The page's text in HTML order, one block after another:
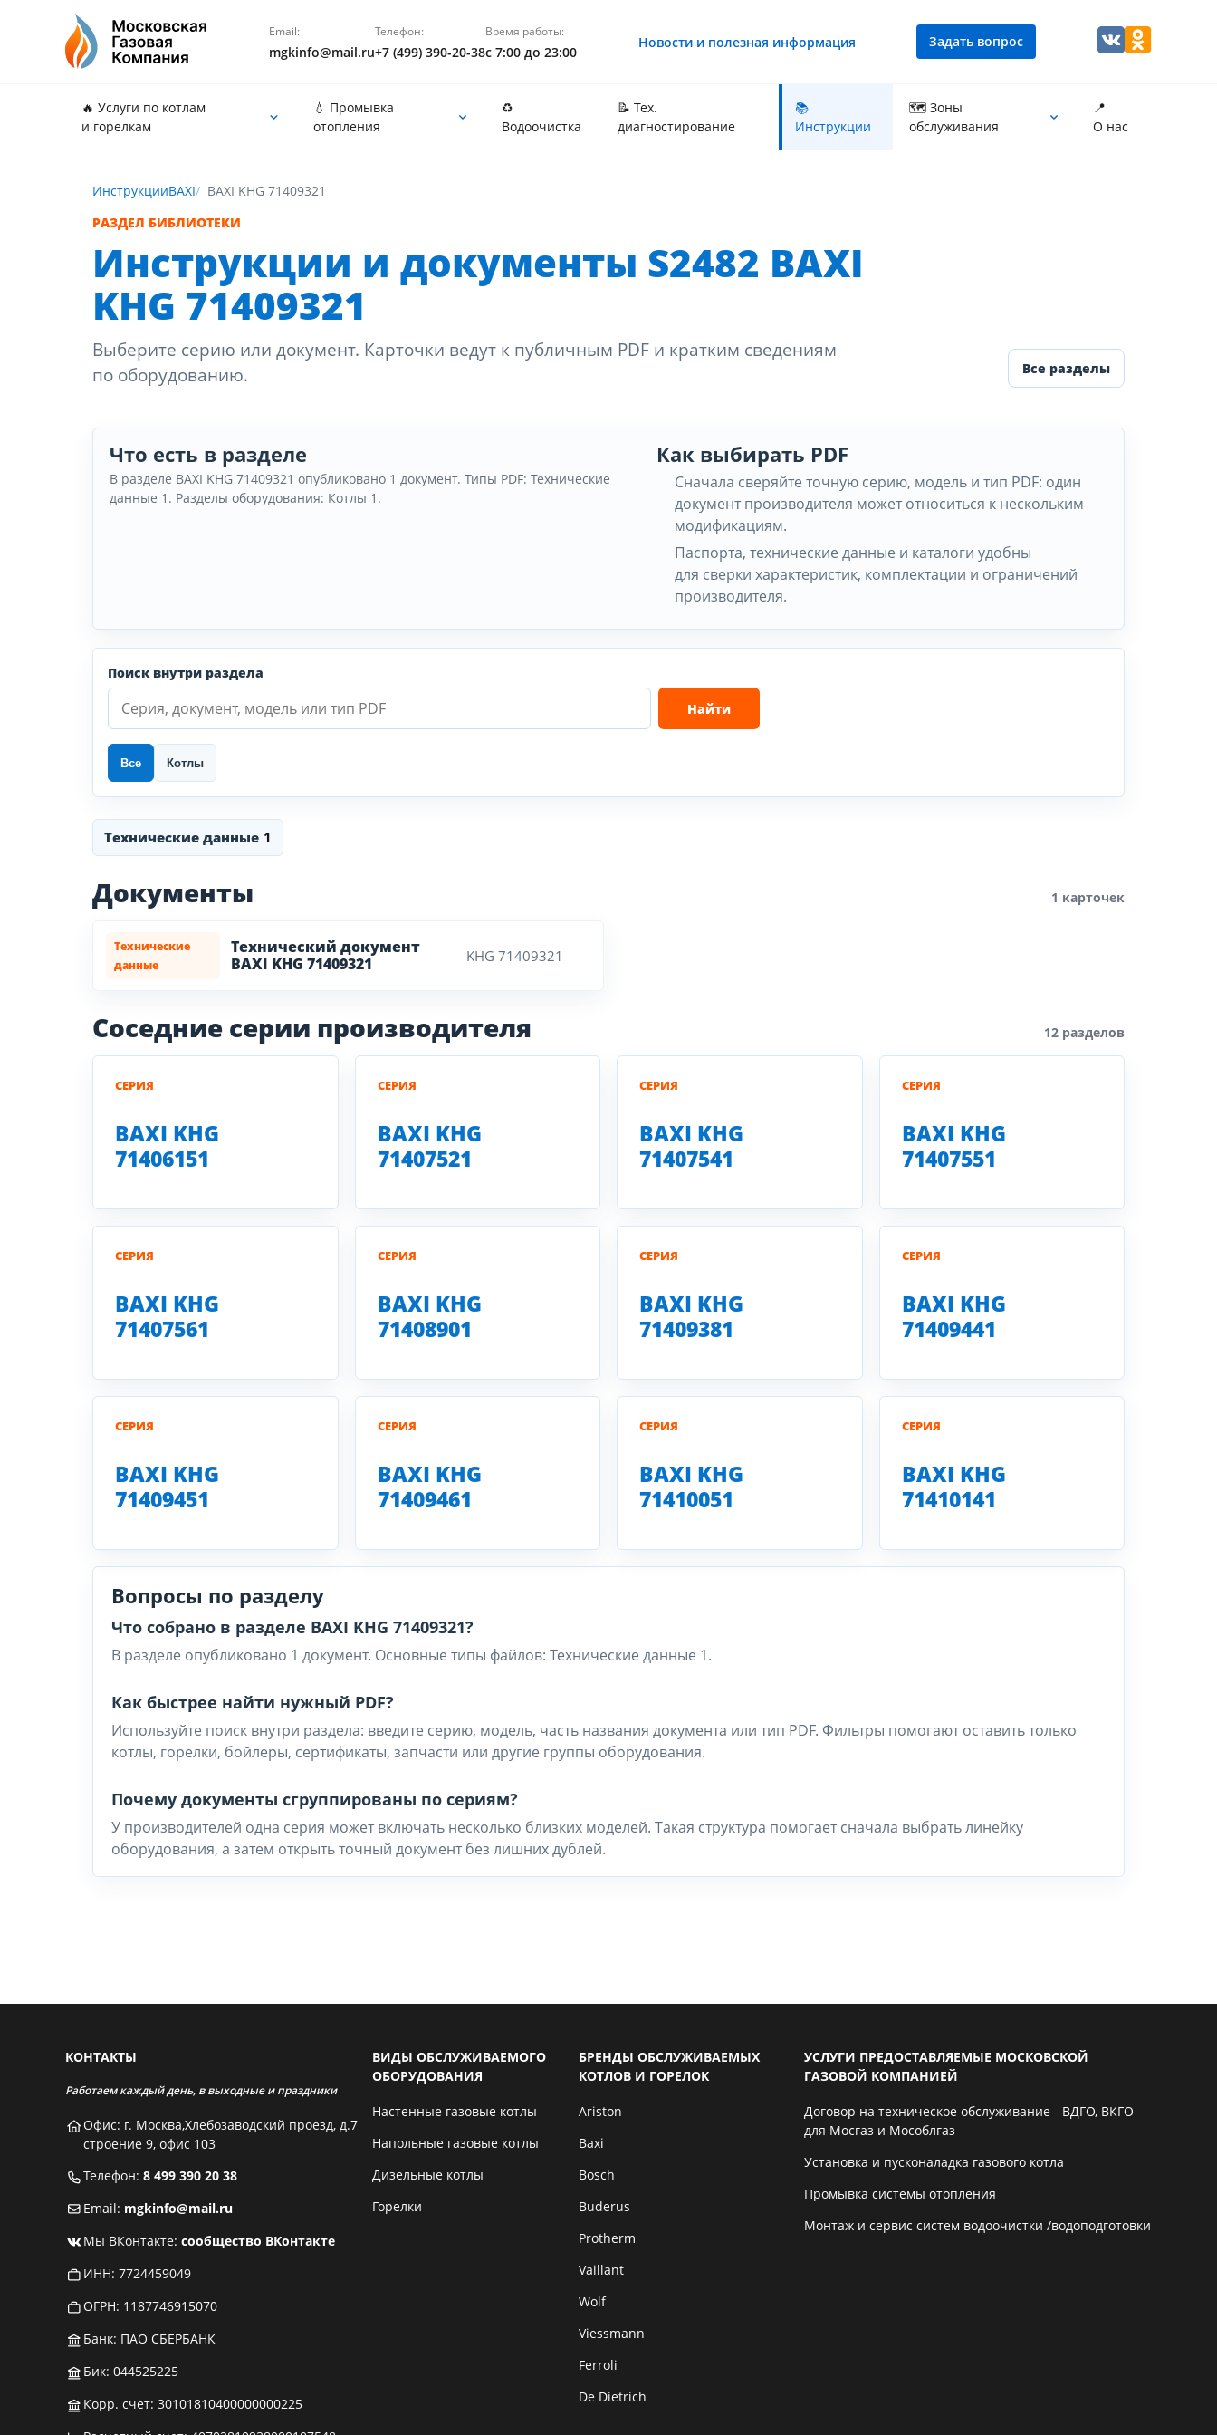
Email:
mgkinfo@mail.ru
Телефон:
+7 (499) 390-20-38
Время работы:
с 7:00 до 23:00
Новости и полезная информация Задать вопрос
🔥 Услуги по котлам
и горелкам
💧 Промывка
отопления
♻️
Водоочистка
📝 Тех.
диагностирование
📚
Инструкции
🗺 Зоны
обслуживания
📍
О нас
ИнструкцииBAXI
BAXI KHG 71409321
РАЗДЕЛ БИБЛИОТЕКИ
Инструкции и документы S2482 BAXI
KHG 71409321
Выберите серию или документ. Карточки ведут к публичным PDF и кратким сведениям
по оборудованию.
Все разделы
Что есть в разделе
В разделе BAXI KHG 71409321 опубликовано 1 документ. Типы PDF: Технические
данные 1. Разделы оборудования: Котлы 1.
Как выбирать PDF
Сначала сверяйте точную серию, модель и тип PDF: один
документ производителя может относиться к нескольким
модификациям.
Паспорта, технические данные и каталоги удобны
для сверки характеристик, комплектации и ограничений
производителя.
Поиск внутри раздела
Найти
Все Котлы
Технические данные 1
Документы 1 карточек
Технические
данные
Технический документ
BAXI KHG 71409321
KHG 71409321
Соседние серии производителя 12 разделов
СЕРИЯ
BAXI KHG
71406151
СЕРИЯ
BAXI KHG
71407521
СЕРИЯ
BAXI KHG
71407541
СЕРИЯ
BAXI KHG
71407551
СЕРИЯ
BAXI KHG
71407561
СЕРИЯ
BAXI KHG
71408901
СЕРИЯ
BAXI KHG
71409381
СЕРИЯ
BAXI KHG
71409441
СЕРИЯ
BAXI KHG
71409451
СЕРИЯ
BAXI KHG
71409461
СЕРИЯ
BAXI KHG
71410051
СЕРИЯ
BAXI KHG
71410141
Вопросы по разделу
Что собрано в разделе BAXI KHG 71409321?
В разделе опубликовано 1 документ. Основные типы файлов: Технические данные 1.
Как быстрее найти нужный PDF?
Используйте поиск внутри раздела: введите серию, модель, часть названия документа или тип PDF. Фильтры помогают оставить только
котлы, горелки, бойлеры, сертификаты, запчасти или другие группы оборудования.
Почему документы сгруппированы по сериям?
У производителей одна серия может включать несколько близких моделей. Такая структура помогает сначала выбрать линейку
оборудования, а затем открыть точный документ без лишних дублей.
КОНТАКТЫ
Работаем каждый день, в выходные и праздники
Офис: г. Москва,Хлебозаводский проезд, д.7
строение 9, офис 103
Телефон: 8 499 390 20 38
Email: mgkinfo@mail.ru
Мы ВКонтакте: сообщество ВКонтакте
ИНН: 7724459049
ОГРН: 1187746915070
Банк: ПАО СБЕРБАНК
Бик: 044525225
Корр. счет: 30101810400000000225
ВИДЫ ОБСЛУЖИВАЕМОГО
ОБОРУДОВАНИЯ
Настенные газовые котлы
Напольные газовые котлы
Дизельные котлы
Горелки
БРЕНДЫ ОБСЛУЖИВАЕМЫХ
КОТЛОВ И ГОРЕЛОК
Ariston
Baxi
Bosch
Buderus
Protherm
Vaillant
Wolf
Viessmann
Ferroli
De Dietrich
УСЛУГИ ПРЕДОСТАВЛЯЕМЫЕ МОСКОВСКОЙ
ГАЗОВОЙ КОМПАНИЕЙ
Договор на техническое обслуживание - ВДГО, ВКГО
для Мосгаз и Мособлгаз
Установка и пусконаладка газового котла
Промывка системы отопления
Монтаж и сервис систем водоочистки /водоподготовки